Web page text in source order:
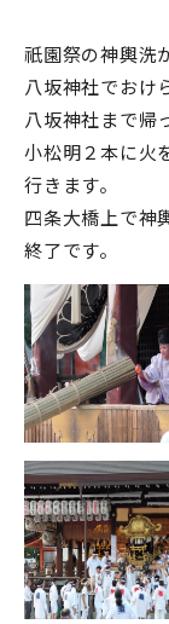
祇園祭の神輿洗
八坂神社でおけ
八坂神社まで帰
小松明２本に火
行きます。
四条大橋上で神
終了です。